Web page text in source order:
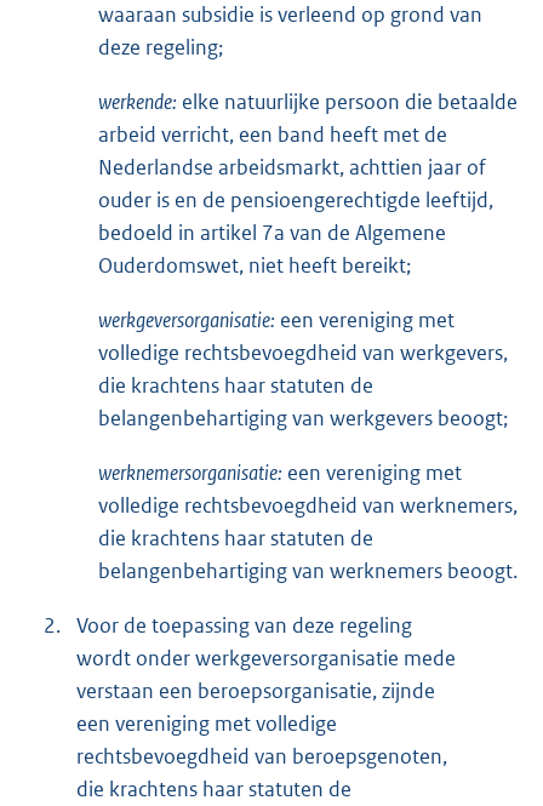
waaraan subsidie is verleend op grond van
deze regeling;
werkende: elke natuurlijke persoon die betaalde
arbeid verricht, een band heeft met de
Nederlandse arbeidsmarkt, achttien jaar of
ouder is en de pensioengerechtigde leeftijd,
bedoeld in artikel 7a van de Algemene
Ouderdomswet, niet heeft bereikt;
werkgeversorganisatie: een vereniging met
volledige rechtsbevoegdheid van werkgevers,
die krachtens haar statuten de
belangenbehartiging van werkgevers beoogt;
werknemersorganisatie: een vereniging met
volledige rechtsbevoegdheid van werknemers,
die krachtens haar statuten de
belangenbehartiging van werknemers beoogt.
2. Voor de toepassing van deze regeling
wordt onder werkgeversorganisatie mede
verstaan een beroepsorganisatie, zijnde
een vereniging met volledige
rechtsbevoegdheid van beroepsgenoten,
die krachtens haar statuten de